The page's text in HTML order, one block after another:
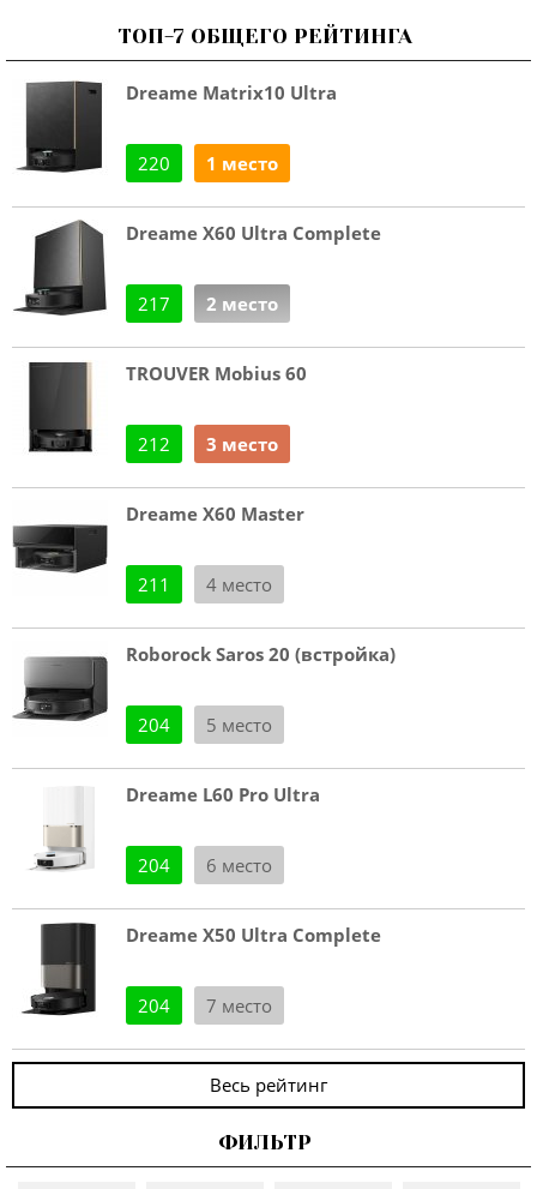
ТОП-7 ОБЩЕГО РЕЙТИНГА
Dreame Matrix10 Ultra
220 1 место
Dreame X60 Ultra Complete
217 2 место
TROUVER Mobius 60
212 3 место
Dreame X60 Master
211 4 место
Roborock Saros 20 (встройка)
204 5 место
Dreame L60 Pro Ultra
204 6 место
Dreame X50 Ultra Complete
204 7 место
Весь рейтинг
ФИЛЬТР